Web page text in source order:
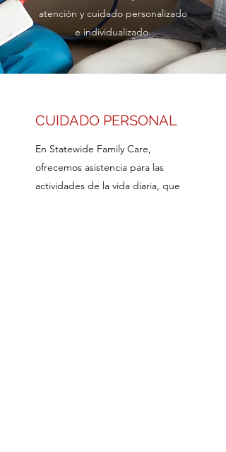
atención y cuidado personalizado
e individualizado.
CUIDADO PERSONAL
En Statewide Family Care,
ofrecemos asistencia para las
actividades de la vida diaria, que